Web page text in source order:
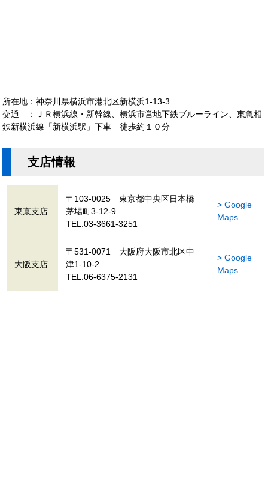
所在地：神奈川県横浜市港北区新横浜1-13-3
交通 ：ＪＲ横浜線・新幹線、横浜市営地下鉄ブルーライン、東急相
鉄新横浜線「新横浜駅」下車 徒歩約１０分
支店情報
東京支店
〒103-0025 東京都中央区日本橋
茅場町3-12-9
TEL.03-3661-3251
> Google
Maps
大阪支店
〒531-0071 大阪府大阪市北区中
津1-10-2
TEL.06-6375-2131
> Google
Maps